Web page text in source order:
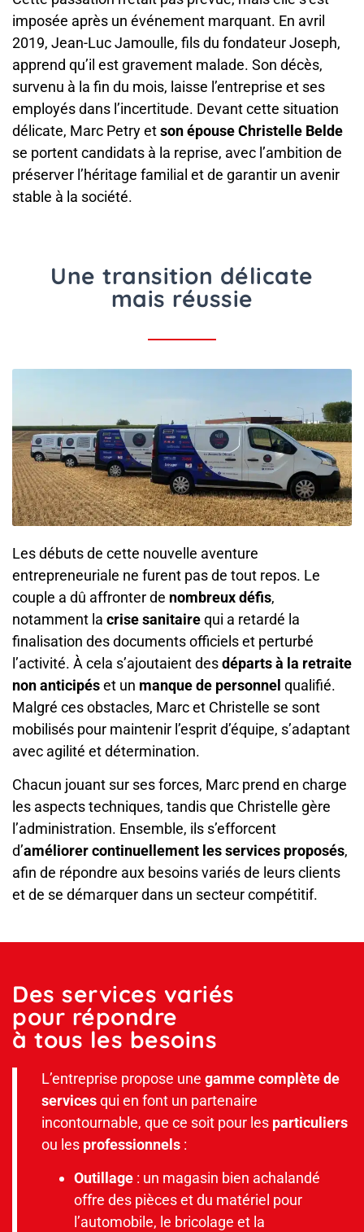
imposée après un événement marquant. En avril
2019, Jean-Luc Jamoulle, fils du fondateur Joseph,
apprend qu’il est gravement malade. Son décès,
survenu à la fin du mois, laisse l’entreprise et ses
employés dans l’incertitude. Devant cette situation
délicate, Marc Petry etson épouse Christelle Belde
se portent candidats à la reprise, avec l’ambition de
préserver l’héritage familial et de garantir un avenir
stable à la société.
Une transition délicate
mais réussie
Les débuts de cette nouvelle aventure
entrepreneuriale ne furent pas de tout repos. Le
couple a dû affronter de nombreux défis,
notamment la crise sanitairequi a retardé la
finalisation des documents officiels et perturbé
l’activité. À cela s’ajoutaient desdéparts à la retraite
non anticipéset un manque de personnel qualifié.
Malgré ces obstacles, Marc et Christelle se sont
mobilisés pour maintenir l’esprit d’équipe, s’adaptant
avec agilité et détermination.
Chacun jouant sur ses forces, Marc prend en charge
les aspects techniques, tandis que Christelle gère
l’administration. Ensemble, ils s’efforcent
d’améliorer continuellement les services proposés,
afin de répondre aux besoins variés de leurs clients
et de se démarquer dans un secteur compétitif.
Des services variés
pour répondre
à tous les besoins
L’entreprise propose une gamme complète de
servicesqui en font un partenaire
incontournable, que ce soit pour les particuliers
ou les professionnels :
Outillage : un magasin bien achalandé
offre des pièces et du matériel pour
l’automobile, le bricolage et la